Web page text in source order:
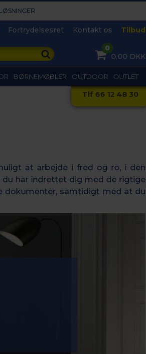
Fortrydelsesret Kontakt os Tilbud
0
0,00 DKK
BØRNEMØBLER OUTDOOR OUTLET
Tlf 66 12 48 30
at arbejde i fred og ro, i den
du har indrettet dig med de rigtige
dokumenter, samtidigt med at du